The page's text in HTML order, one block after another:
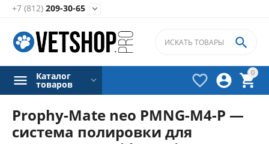
+7 (812) 209-30-65 
0




Каталог
товаров
Prophy-Mate neo PMNG-M4-P —
система полировки для